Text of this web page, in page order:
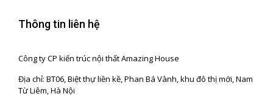
Thông tin liên hệ
Công ty CP kiến trúc nội thất Amazing House
Địa chỉ: BT06, Biệt thự liền kề, Phan Bá Vành, khu đô thị mới, Nam
Từ Liêm, Hà Nội